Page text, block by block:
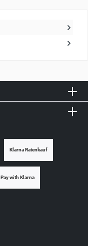
Klarna Ratenkauf
Pay with Klarna